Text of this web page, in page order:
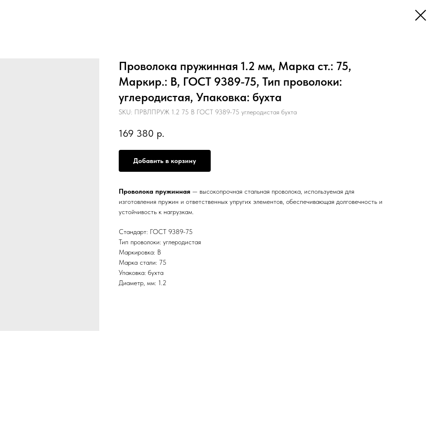
Проволока пружинная 1.2 мм, Марка ст.: 75,
Маркир.: В, ГОСТ 9389-75, Тип проволоки:
углеродистая, Упаковка: бухта
SKU: ПРВЛПРУЖ 1.2 75 В ГОСТ 9389-75 углеродистая бухта
169 380 р.
Добавить в корзину
Проволока пружинная — высокопрочная стальная проволока, используемая для
изготовления пружин и ответственных упругих элементов, обеспечивающая долговечность и
устойчивость к нагрузкам.
Стандарт: ГОСТ 9389-75
Тип проволоки: углеродистая
Маркировка: В
Марка стали: 75
Упаковка: бухта
Диаметр, мм: 1.2